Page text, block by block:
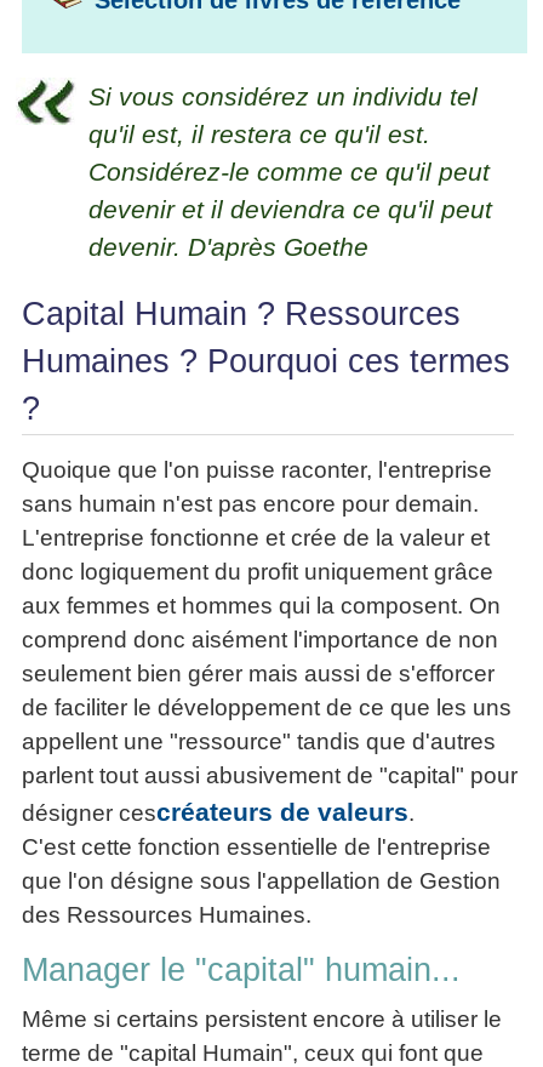
Les
Techniques
de
décision
articles
▶
ebook
management
Entrepreneuriat
ebook
les
articles
gratuits
»»»
Si vous considérez un individu tel
qu'il est, il restera ce qu'il est.
Considérez-le comme ce qu'il peut
devenir et il deviendra ce qu'il peut
devenir. D'après Goethe
Capital Humain ? Ressources
Humaines ? Pourquoi ces termes
?
Quoique que l'on puisse raconter, l'entreprise
sans humain n'est pas encore pour demain.
L'entreprise fonctionne et crée de la valeur et
donc logiquement du profit uniquement grâce
aux femmes et hommes qui la composent. On
comprend donc aisément l'importance de non
seulement bien gérer mais aussi de s'efforcer
de faciliter le développement de ce que les uns
appellent une "ressource" tandis que d'autres
parlent tout aussi abusivement de "capital" pour
désigner cescréateurs de valeurs.
C'est cette fonction essentielle de l'entreprise
que l'on désigne sous l'appellation de Gestion
des Ressources Humaines.
Manager le "capital" humain...
Même si certains persistent encore à utiliser le
terme de "capital Humain", ceux qui font que